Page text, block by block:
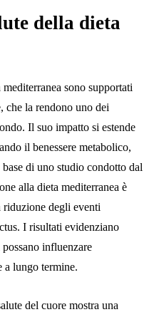
della dieta
sono supportati
che la rendono uno dei
Il suo impatto si estende
il benessere metabolico,
di uno studio condotto dal
alla dieta mediterranea è
riduzione degli eventi
I risultati evidenziano
influenzare
a lungo termine.
del cuore mostra una